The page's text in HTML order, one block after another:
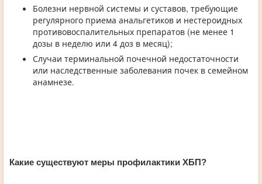
Болезни нервной системы и суставов, требующие
регулярного приема анальгетиков и нестероидных
противовоспалительных препаратов (не менее 1
дозы в неделю или 4 доз в месяц);
Случаи терминальной почечной недостаточности
или наследственные заболевания почек в семейном
анамнезе.
Какие существуют меры профилактики ХБП?